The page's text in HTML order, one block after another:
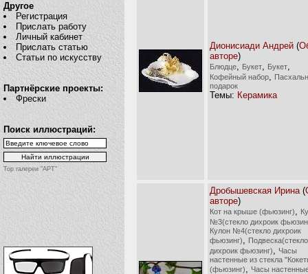
Другое
Регистрация
Прислать работу
Личный кабинет
Прислать статью
Статьи по искусству
Партнёрские проекты:
Фрески
Поиск иллюстраций:
Top галереи "АРТ"
Дионисиади Андрей (
авторе)
Блюдце Букет Букет
Кофейный набор
подарок
Темы: Керамика
Дробышевская Ирина (
авторе)
Кот на крыше (фьюзинг)
№3(стекло дихроик
Кулон №4(стекло дихроик
фьюзинг)
Подвеска(стекло
дихроик фьюзинг)
Часы
настенные из стекла
(фьюзинг)
Часы